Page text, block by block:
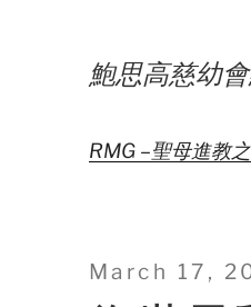
鮑思高慈幼
RMG –聖母進教
Posted
on
March 17,